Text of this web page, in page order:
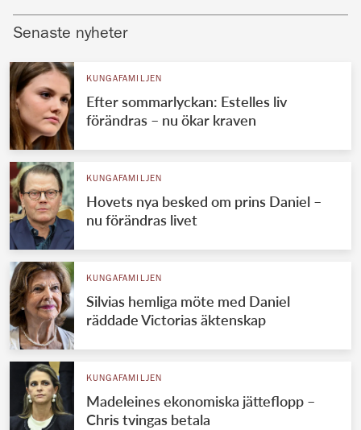
Senaste nyheter
KUNGAFAMILJEN
Efter sommarlyckan: Estelles liv
förändras – nu ökar kraven
KUNGAFAMILJEN
Hovets nya besked om prins Daniel –
nu förändras livet
KUNGAFAMILJEN
Silvias hemliga möte med Daniel
räddade Victorias äktenskap
KUNGAFAMILJEN
Madeleines ekonomiska jätteflopp –
Chris tvingas betala